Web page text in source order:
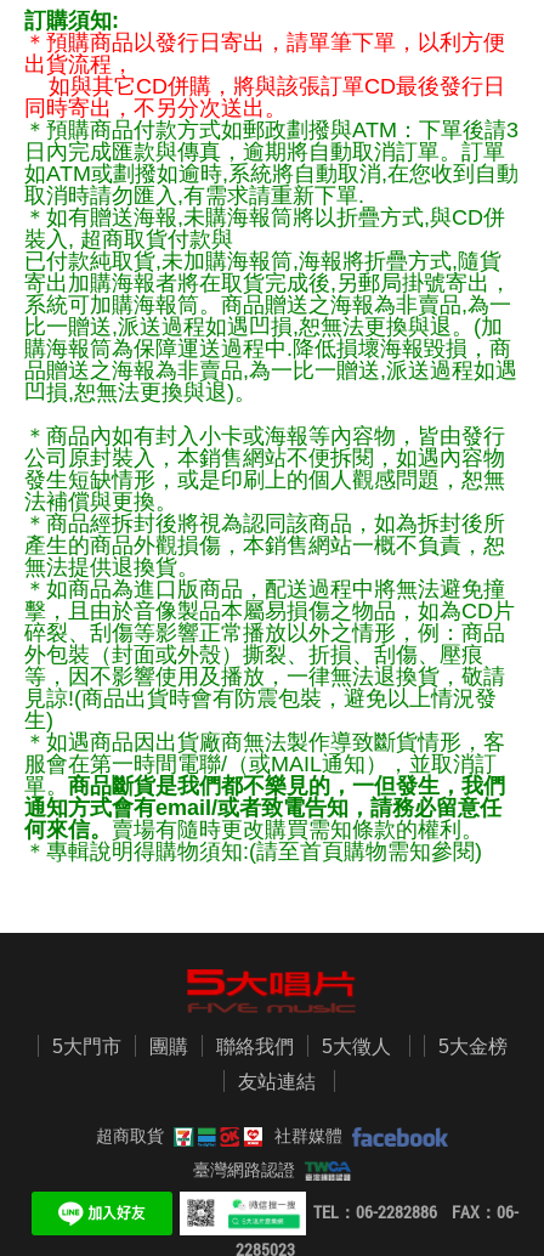
訂購須知:
＊預購商品以發行日寄出，請單筆下單，以利方便
出貨流程，
如與其它CD併購，將與該張訂單CD最後發行日
同時寄出，不另分次送出。
＊預購商品付款方式如郵政劃撥與ATM：下單後請3
日內完成匯款與傳真，逾期將自動取消訂單。訂單
如ATM或劃撥如逾時,系統將自動取消,在您收到自動
取消時請勿匯入,有需求請重新下單.
＊如有贈送海報,未購海報筒將以折疊方式,與CD併
裝入, 超商取貨付款與
已付款純取貨,未加購海報筒,海報將折疊方式,隨貨
寄出加購海報者將在取貨完成後,另郵局掛號寄出，
系統可加購海報筒。商品贈送之海報為非賣品,為一
比一贈送,派送過程如遇凹損,恕無法更換與退。(加
購海報筒為保障運送過程中.降低損壞海報毀損，商
品贈送之海報為非賣品,為一比一贈送,派送過程如遇
凹損,恕無法更換與退)。
＊商品內如有封入小卡或海報等內容物，皆由發行
公司原封裝入，本銷售網站不便拆閱，如遇內容物
發生短缺情形，或是印刷上的個人觀感問題，恕無
法補償與更換。
＊商品經拆封後將視為認同該商品，如為拆封後所
產生的商品外觀損傷，本銷售網站一概不負責，恕
無法提供退換貨。
＊如商品為進口版商品，配送過程中將無法避免撞
擊，且由於音像製品本屬易損傷之物品，如為CD片
碎裂、刮傷等影響正常播放以外之情形，例：商品
外包裝（封面或外殼）撕裂、折損、刮傷、壓痕
等，因不影響使用及播放，一律無法退換貨，敬請
見諒!(商品出貨時會有防震包裝，避免以上情況發
生)
＊如遇商品因出貨廠商無法製作導致斷貨情形，客
服會在第一時間電聯/（或MAIL通知），並取消訂
單。 商品斷貨是我們都不樂見的，一但發生，我們
通知方式會有email/或者致電告知，請務必留意任
何來信。 賣場有隨時更改購買需知條款的權利。
＊專輯說明得購物須知:(請至首頁購物需知參閱)
5大門市 團購 聯絡我們 5大徵人
5大金榜
友站連結
超商取貨
社群媒體
臺灣網路認證
TEL：06-2282886 FAX：06-
2285023